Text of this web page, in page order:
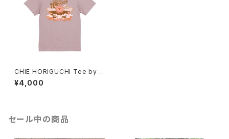
CHIE HORIGUCHI Tee by N
ick Potts【Smoky Pink】
¥4,000
セール中の商品